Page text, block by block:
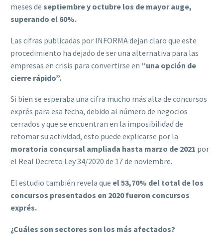
meses de septiembre y octubre los de mayor auge,
superando el 60%.
Las cifras publicadas por INFORMA dejan claro que este
procedimiento ha dejado de ser una alternativa para las
empresas en crisis para convertirse en “una opción de
cierre rápido”.
Si bien se esperaba una cifra mucho más alta de concursos
exprés para esa fecha, debido al número de negocios
cerrados y que se encuentran en la imposibilidad de
retomar su actividad, esto puede explicarse por la
moratoria concursal ampliada hasta marzo de 2021 por
el Real Decreto Ley 34/2020 de 17 de noviembre.
El estudio también revela que el 53,70% del total de los
concursos presentados en 2020 fueron concursos
exprés.
¿Cuáles son sectores son los más afectados?